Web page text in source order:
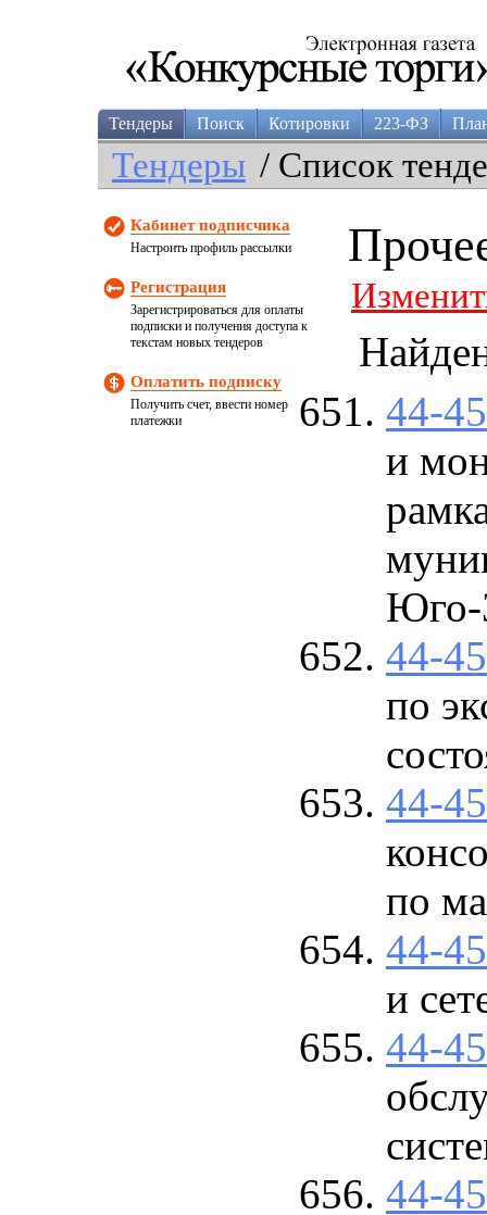
Тендеры Поиск Котировки 223-ФЗ
Тендеры / Список
Кабинет подписчика
Настроить профиль рассылки
Регистрация
Зарегистрироваться для оплаты
подписки и получения доступа к
текстам новых тендеров
Оплатить подписку
Получить счет, ввести номер
платежки
44-
и
Юго-
44-
по
44-
по
44-
и
44-
44-